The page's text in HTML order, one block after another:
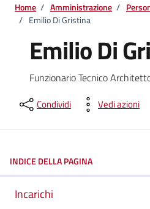
Home / Amministrazione /
/ Emilio Di Gristina
Emilio Di
Funzionario Tecnico
Condividi Vedi azioni
INDICE DELLA PAGINA
Incarichi